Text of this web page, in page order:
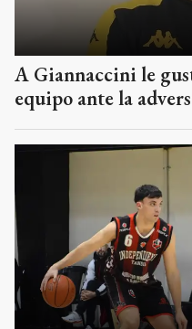
A Giannaccini le
equipo ante la